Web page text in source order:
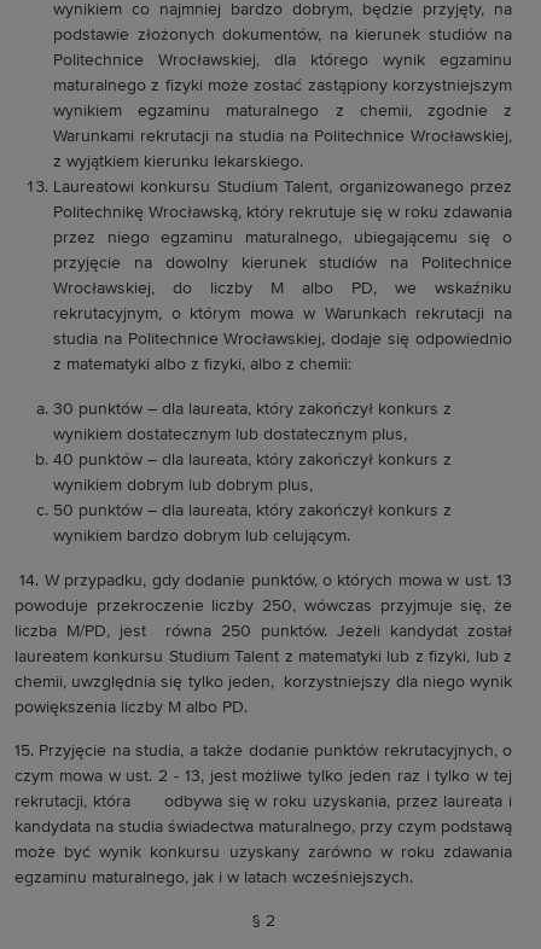
wynikiem co najmniej bardzo dobrym, będzie przyjęty, na
podstawie złożonych dokumentów, na kierunek studiów na
Politechnice Wrocławskiej, dla którego wynik egzaminu
maturalnego z fizyki może zostać zastąpiony korzystniejszym
wynikiem egzaminu maturalnego z chemii, zgodnie z
Warunkami rekrutacji na studia na Politechnice Wrocławskiej,
z wyjątkiem kierunku lekarskiego.
Laureatowi konkursu Studium Talent, organizowanego przez
Politechnikę Wrocławską, który rekrutuje się w roku zdawania
przez niego egzaminu maturalnego, ubiegającemu się o
przyjęcie na dowolny kierunek studiów na Politechnice
Wrocławskiej, do liczby M albo PD, we wskaźniku
rekrutacyjnym, o którym mowa w Warunkach rekrutacji na
studia na Politechnice Wrocławskiej, dodaje się odpowiednio
z matematyki albo z fizyki, albo z chemii:
30 punktów – dla laureata, który zakończył konkurs z
wynikiem dostatecznym lub dostatecznym plus,
40 punktów – dla laureata, który zakończył konkurs z
wynikiem dobrym lub dobrym plus,
50 punktów – dla laureata, który zakończył konkurs z
wynikiem bardzo dobrym lub celującym.
14. W przypadku, gdy dodanie punktów, o których mowa w ust. 13
powoduje przekroczenie liczby 250, wówczas przyjmuje się, że
liczba M/PD, jest równa 250 punktów. Jeżeli kandydat został
laureatem konkursu Studium Talent z matematyki lub z fizyki, lub z
chemii, uwzględnia się tylko jeden, korzystniejszy dla niego wynik
powiększenia liczby M albo PD.
15. Przyjęcie na studia, a także dodanie punktów rekrutacyjnych, o
czym mowa w ust. 2 - 13, jest możliwe tylko jeden raz i tylko w tej
rekrutacji, która odbywa się w roku uzyskania, przez laureata i
kandydata na studia świadectwa maturalnego, przy czym podstawą
może być wynik konkursu uzyskany zarówno w roku zdawania
egzaminu maturalnego, jak i w latach wcześniejszych.
§ 2